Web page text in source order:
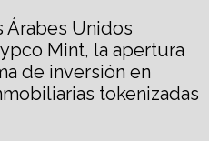
Árabes Unidos
Mint, la apertura
de inversión en
tokenizadas